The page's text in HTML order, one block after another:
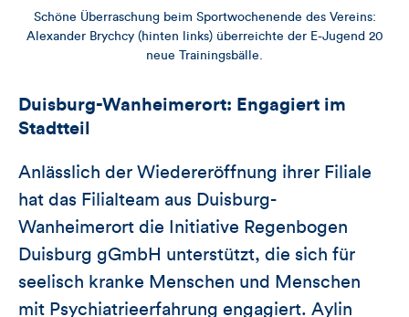
Schöne Überraschung beim Sportwochenende des Vereins:
Alexander Brychcy (hinten links) überreichte der E-Jugend 20
neue Trainingsbälle.
Duisburg-Wanheimerort: Engagiert im
Stadtteil
Anlässlich der Wiedereröffnung ihrer Filiale
hat das Filialteam aus Duisburg-
Wanheimerort die Initiative Regenbogen
Duisburg gGmbH unterstützt, die sich für
seelisch kranke Menschen und Menschen
mit Psychiatrieerfahrung engagiert. Aylin